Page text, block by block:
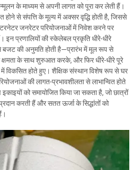
के माध्यम से अपनी लागत को पूरा कर लेती हैं।
होने से संपत्ति के मूल्य में अक्सर वृद्धि होती है, जिससे
जनरेटर परियोजनाओं में निवेश करने पर
इन प्रणालियों की स्केलेबल प्रकृति धीरे-धीरे
बजट की अनुमति होती है—प्रारंभ में मूल रूप से
के साथ शुरुआत करके, और फिर धीरे-धीरे पूरे
में विकसित होते हुए। शैक्षिक संस्थान विशेष रूप से घर
की लागत-प्रभावशीलता से लाभान्वित होते
को समायोजित किया जा सकता है, जो छात्रों
करती हैं और सतत ऊर्जा के सिद्धांतों को